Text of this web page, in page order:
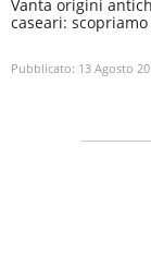
Vanta origini
caseari:
Pubblicato: 13 Agosto